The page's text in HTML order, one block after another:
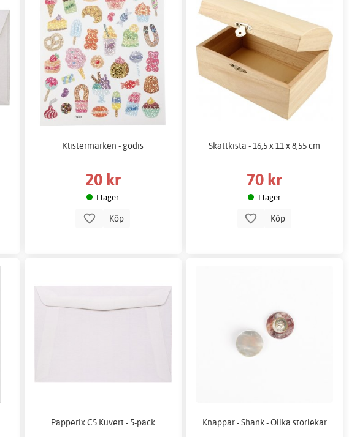
Klistermärken - godis
20 kr
I lager
Köp
Skattkista - 16,5 x 11 x 8,55 cm
70 kr
I lager
Köp
Papperix C5 Kuvert - 5-pack Knappar - Shank - Olika storlekar